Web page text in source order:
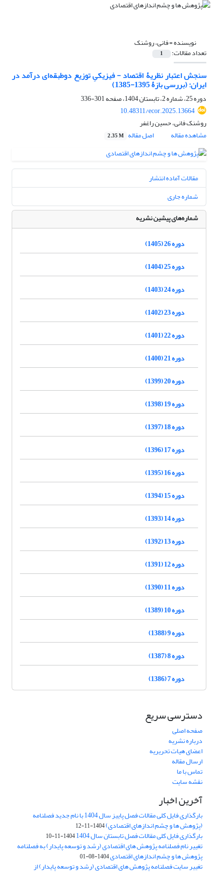
نویسنده =فانی، روشنک
تعداد مقالات: 1
سنجش اعتبار نظریۀ اقتصاد ‌‌- فیزیکیِ توزیع دوطبقه‌ای درآمد در
ایران: (بررسی بازۀ 1395-1385)
دوره 25، شماره 2، تابستان 1404، صفحه
301-336
10.48311/ecor.2025.13664
روشنک فانی، حسین راغفر
مشاهده مقاله
اصل مقاله 2.35 M
مقالات آماده انتشار
شماره جاری
شماره‌های پیشین نشریه
دوره 26 (1405)
دوره 25 (1404)
دوره 24 (1403)
دوره 23 (1402)
دوره 22 (1401)
دوره 21 (1400)
دوره 20 (1399)
دوره 19 (1398)
دوره 18 (1397)
دوره 17 (1396)
دوره 16 (1395)
دوره 15 (1394)
دوره 14 (1393)
دوره 13 (1392)
دوره 12 (1391)
دوره 11 (1390)
دوره 10 (1389)
دوره 9 (1388)
دوره 8 (1387)
دوره 7 (1386)
دسترسی سریع
صفحه اصلی
درباره نشریه
اعضای هیات تحریریه
ارسال مقاله
تماس با ما
نقشه سایت
آخرین اخبار
بارگذاری فایل کلی مقالات فصل پاییز سال 1404 با نام جدید فصلنامه
(پژوهش ها و چشم اندازهای اقتصادی)1404-11-12
بارگذاری فایل کلی مقالات فصل تابستان سال 1404 1404-11-10
تغییر نام فصلنامه پژوهش های اقتصادی (رشد و توسعه پایدار) به فصلنامه
پژوهش ها و چشم اندازهای اقتصادی1404-08-01
تغییر سایت فصلنامه پژوهش های اقتصادی (رشد و توسعه پایدار) از